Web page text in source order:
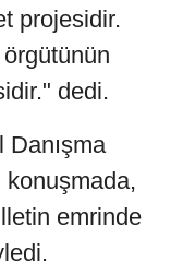
projesidir.
örgütünün
dedi.
konuşmada,
emrinde